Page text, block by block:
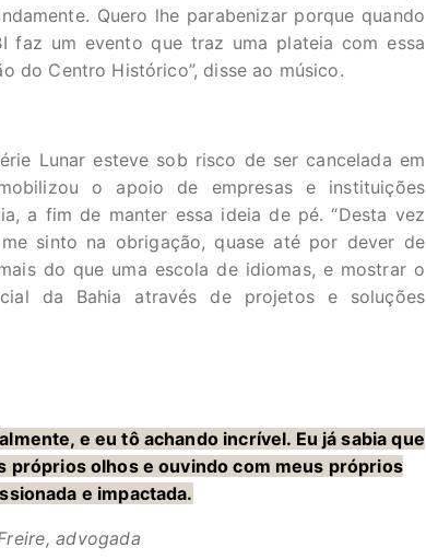
Quero lhe parabenizar porque quando
faz um evento que traz uma plateia com essa
do Centro Histórico”, disse ao músico.
Lunar esteve sob risco de ser cancelada em
o apoio de empresas e instituições
a fim de manter essa ideia de pé. “Desta vez
sinto na obrigação, quase até por dever de
do que uma escola de idiomas, e mostrar o
da Bahia através de projetos e soluções
e eu tô achando incrível. Eu já sabia que
próprios olhos e ouvindo com meus próprios
e impactada.
advogada